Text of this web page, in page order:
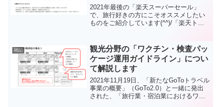
2021年最後の「楽天スーパーセール」
で、旅行好きの方にこそオススメしたい
ものをご紹介しています(^^)/「楽天トラ
で、参考にしてくださいm(__)m
雑記
観光分野の「ワクチン・検査パッ
ケージ運用ガイドライン」につい
て解説します
2021年11月19日、「新たなGoToトラベル
事業の概要」（GoTo2.0）と一緒に発出
された、「旅行業・宿泊業におけるワク